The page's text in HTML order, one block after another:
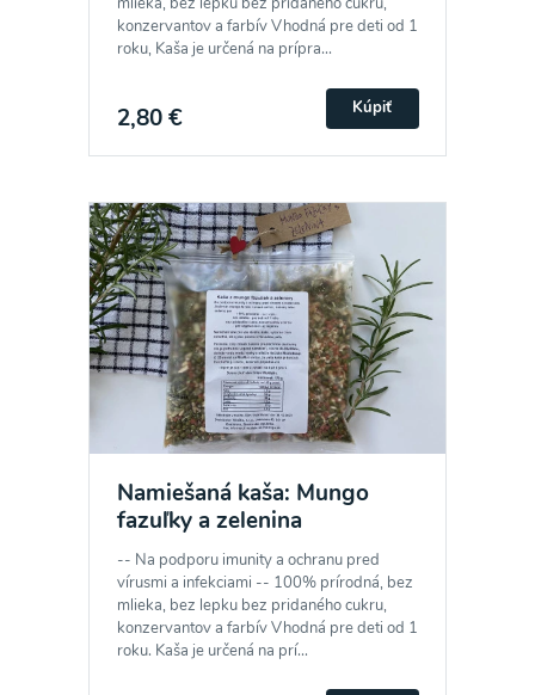
konzervantov a farbív Vhodná pre deti od 1
roku, Kaša je určená na prípra...
2,80 € Kúpiť
Namiešaná kaša: Mungo
fazuľky a zelenina
-- Na podporu imunity a ochranu pred
vírusmi a infekciami -- 100% prírodná, bez
mlieka, bez lepku bez pridaného cukru,
konzervantov a farbív Vhodná pre deti od 1
roku. Kaša je určená na prí...